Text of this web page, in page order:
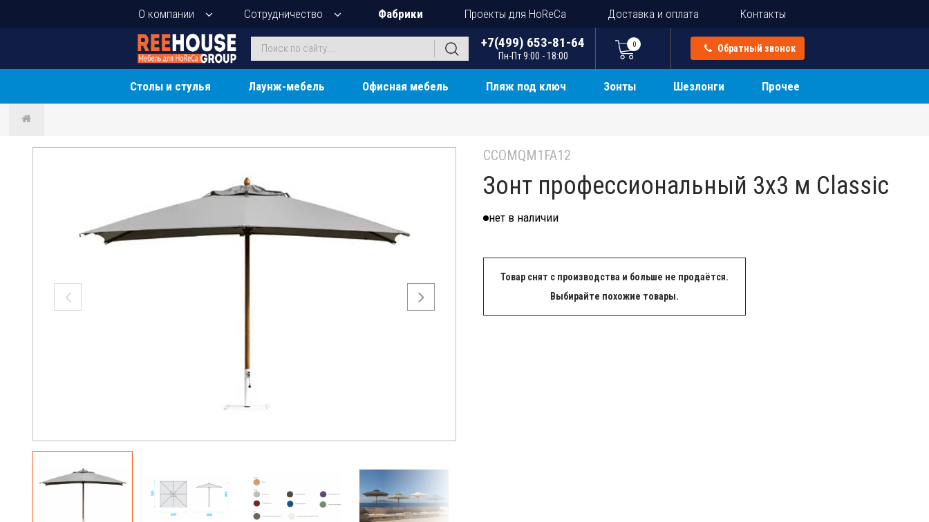
О компании Сотрудничество Фабрики Проекты для HoReCa Доставка и оплата Контакты
+7(499) 653-81-64
Пн-Пт 9:00 - 18:00
0 Обратный звонок
Столы и стулья Лаунж-мебель Офисная мебель Пляж под ключ Зонты Шезлонги Прочее
CCOMQM1FA12
Зонт профессиональный 3х3 м Classic
нет в наличии
Товар снят с производства и больше не продаётся.
Выбирайте похожие товары.